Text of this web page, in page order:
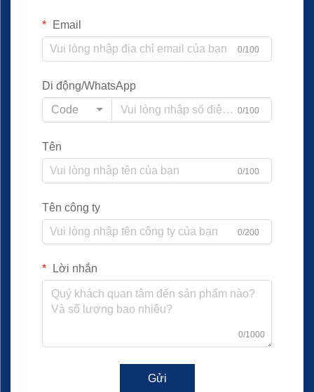
Email
0/100
Di động/WhatsApp
Code
0/100
Tên
0/100
Tên công ty
0/200
Lời nhắn
0/1000
Gửi